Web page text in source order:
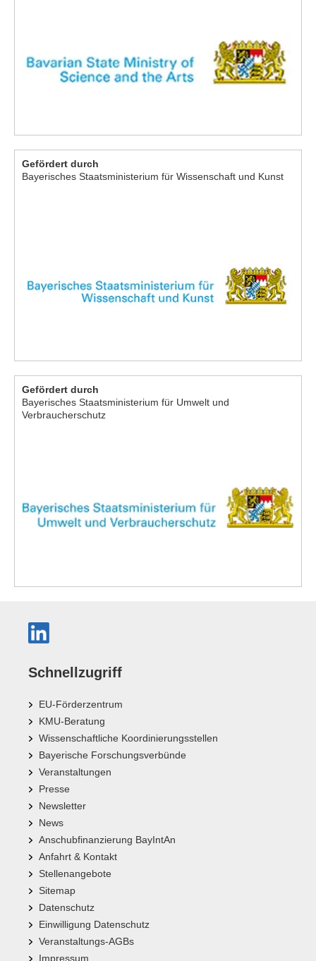
Gefördert durch
Bayerisches Staatsministerium für Wissenschaft und Kunst
Gefördert durch
Bayerisches Staatsministerium für Umwelt und
Verbraucherschutz
Schnellzugriff
EU-Förderzentrum
KMU-Beratung
Wissenschaftliche Koordinierungsstellen
Bayerische Forschungsverbünde
Veranstaltungen
Presse
Newsletter
News
Anschubfinanzierung BayIntAn
Anfahrt & Kontakt
Stellenangebote
Sitemap
Datenschutz
Einwilligung Datenschutz
Veranstaltungs-AGBs
Impressum